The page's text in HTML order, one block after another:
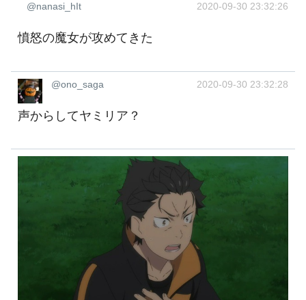
@nanasi_hIt 2020-09-30 23:32:26
憤怒の魔女が攻めてきた
@ono_saga 2020-09-30 23:32:28
声からしてヤミリア？